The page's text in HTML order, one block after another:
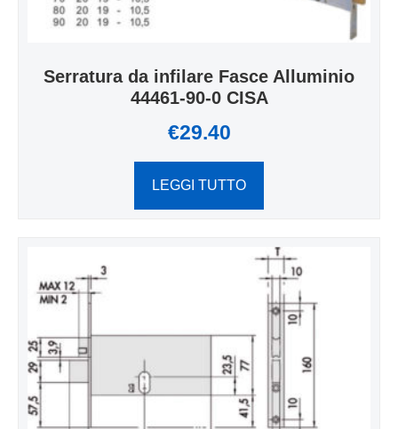
Serratura da infilare Fasce Alluminio
44461-90-0 CISA
€29.40
LEGGI TUTTO